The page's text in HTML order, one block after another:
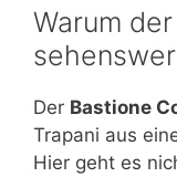
Warum
Der Bastione
Trapani aus
Hier geht es